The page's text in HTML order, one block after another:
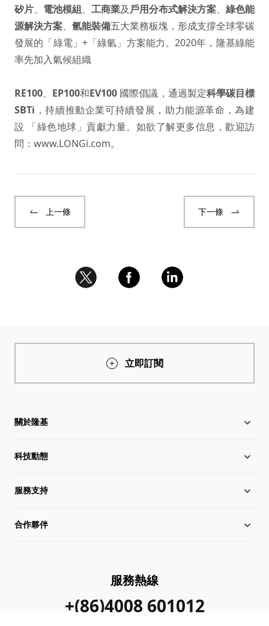
矽片、 電池模組、 工商業及戶用分布式解決方案、 綠色能
源解決方案、 氫能裝備五大業務板塊，形成支撐全球零碳
發展的「綠電」+「綠氫」方案能力。2020年，隆基綠能
率先加入氣候組織
RE100、 EP100和EV100 國際倡議，通過製定科學碳目標
SBTi ，持續推動企業可持續發展，助力能源革命，為建
設 「綠色地球」貢獻力量。如欲了解更多信息，歡迎訪
問： www.LONGi.com。
上一條 下一條
立即訂閱
關於隆基
關於隆基
全球化布局
管理層信息
科技動態
行業動態
在線研討會
服務支持
下載中心
合作夥伴
服務熱線
+(86)4008 601012